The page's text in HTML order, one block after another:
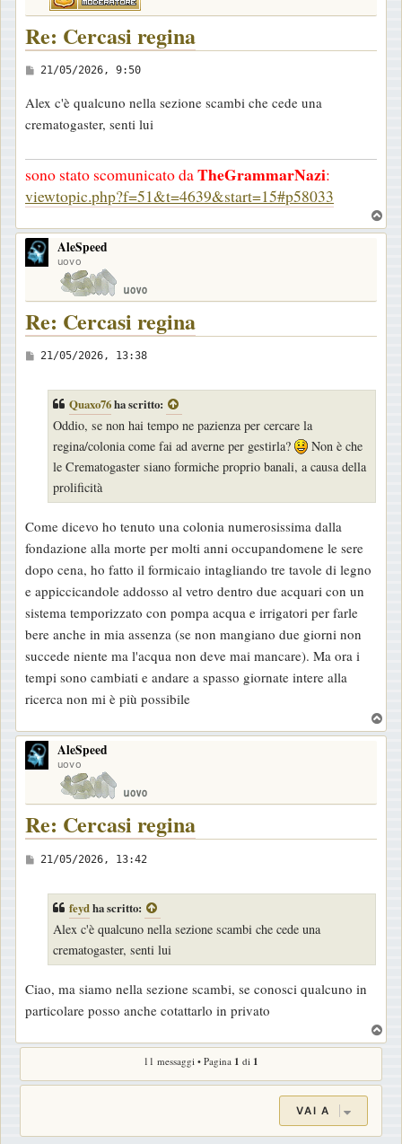
Re: Cercasi regina
M
s
s
g
g
o
21/05/2026, 9:50
Alex c'è qualcuno nella sezione scambi che cede una
crematogaster, senti lui
sono stato scomunicato daTheGrammarNazi:
viewtopic.php?f=51&t=4639&start=15#p58033
o
AleSpeed
uovo
Re: Cercasi regina
M
o
21/05/2026, 13:38
Quaxo76ha scritto:
Oddio, se non hai tempo ne pazienza per cercare la
regina/colonia come fai ad averne per gestirla?
Non è che
le Crematogaster siano formiche proprio banali, a causa della
prolificità
Come dicevo ho tenuto una colonia numerosissima dalla
fondazione alla morte per molti anni occupandomene le sere
dopo cena, ho fatto il formicaio intagliando tre tavole di legno
e appiccicandole addosso al vetro dentro due acquari con un
sistema temporizzato con pompa acqua e irrigatori per farle
bere anche in mia assenza (se non mangiano due giorni non
succede niente ma l'acqua non deve mai mancare). Ma ora i
tempi sono cambiati e andare a spasso giornate intere alla
ricerca non mi è più possibile
o
AleSpeed
uovo
Re: Cercasi regina
M
g
i
21/05/2026, 13:42
feydha scritto:
Alex c'è qualcuno nella sezione scambi che cede una
crematogaster, senti lui
Ciao, ma siamo nella sezione scambi, se conosci qualcuno in
particolare posso anche cotattarlo in privato
o
11 messaggi • Pagina 1 di 1
VAI A